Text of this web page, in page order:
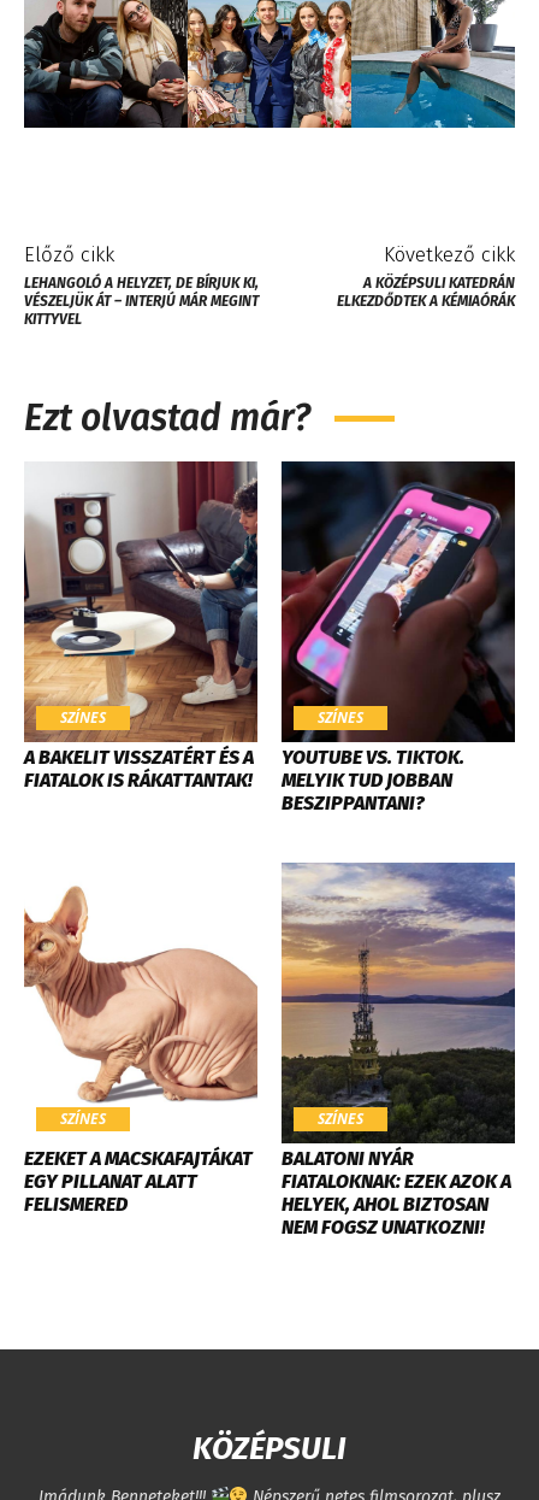
Előző cikk
LEHANGOLÓ A HELYZET, DE BÍRJUK KI,
VÉSZELJÜK ÁT – INTERJÚ MÁR MEGINT
KITTYVEL
Következő cikk
A KÖZÉPSULI KATEDRÁN
ELKEZDŐDTEK A KÉMIAÓRÁK
Ezt olvastad már?
SZÍNES
A BAKELIT VISSZATÉRT ÉS A
FIATALOK IS RÁKATTANTAK!
SZÍNES
YOUTUBE VS. TIKTOK.
MELYIK TUD JOBBAN
BESZIPPANTANI?
SZÍNES
EZEKET A MACSKAFAJTÁKAT
EGY PILLANAT ALATT
FELISMERED
SZÍNES
BALATONI NYÁR
FIATALOKNAK: EZEK AZOK A
HELYEK, AHOL BIZTOSAN
NEM FOGSZ UNATKOZNI!
KÖZÉPSULI